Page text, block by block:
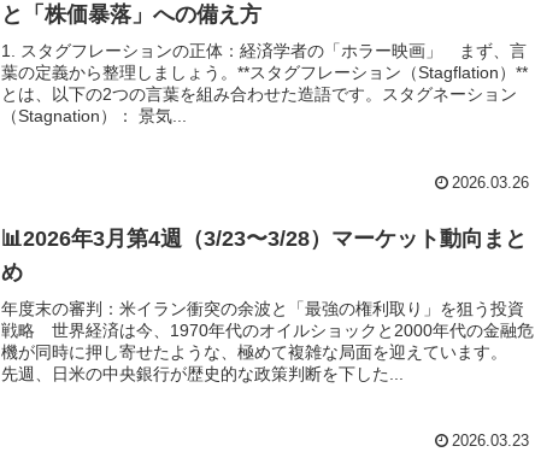
と「株価暴落」への備え方
1. スタグフレーションの正体：経済学者の「ホラー映画」 まず、言
葉の定義から整理しましょう。**スタグフレーション（Stagflation）**
とは、以下の2つの言葉を組み合わせた造語です。スタグネーション
（Stagnation）： 景気...
2026.03.26
📊2026年3月第4週（3/23〜3/28）マーケット動向まと
め
年度末の審判：米イラン衝突の余波と「最強の権利取り」を狙う投資
戦略 世界経済は今、1970年代のオイルショックと2000年代の金融危
機が同時に押し寄せたような、極めて複雑な局面を迎えています。
先週、日米の中央銀行が歴史的な政策判断を下した...
2026.03.23